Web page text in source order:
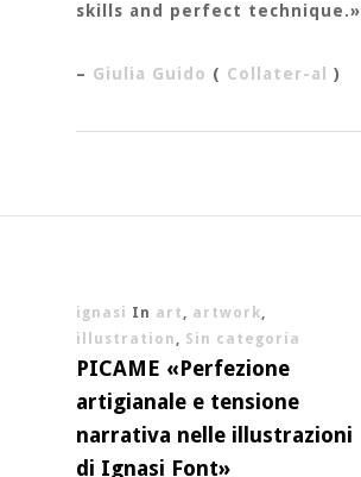
skills and perfect technique.»
– Giulia Guido ( Collater-al )
ignasi In art , artwork,
illustration , Sin categoría
PICAME «Perfezione
artigianale e tensione
narrativa nelle illustrazioni
di Ignasi Font»